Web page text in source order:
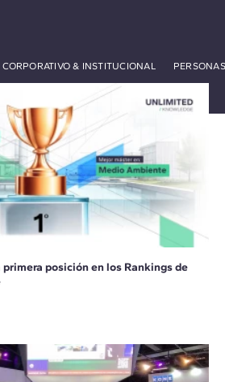
CORPORATIVO & INSTITUCIONAL
primera posición en los Rankings de